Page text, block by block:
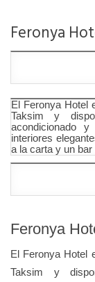
Feronya
El Feronya Hotel
Taksim y
acondicionado
interiores
a la carta y un bar
Feronya
El Feronya Hotel
Taksim y